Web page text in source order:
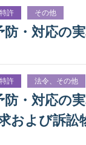
許 その他
・対応の
許 法令、その他
・対応の
および訴訟